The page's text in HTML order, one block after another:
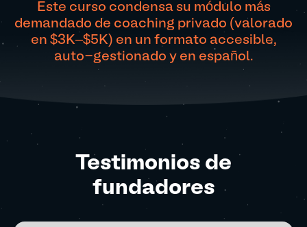
Este curso condensa su módulo más
demandado de coaching privado (valorado
en $3K–$5K) en un formato accesible,
auto-gestionado y en español.
Testimonios de
fundadores